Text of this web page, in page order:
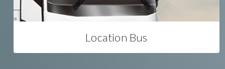
Location Bus